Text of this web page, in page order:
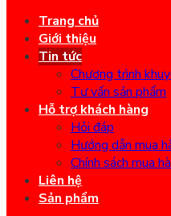
Trang chủ
Giới thiệu
Tin tức
Chương trình
Tư vấn sản phẩm
Hỗ trợ khách hàng
Hỏi đáp
Hướng dẫn mua
Chính sách mua
Liên hệ
Sản phẩm